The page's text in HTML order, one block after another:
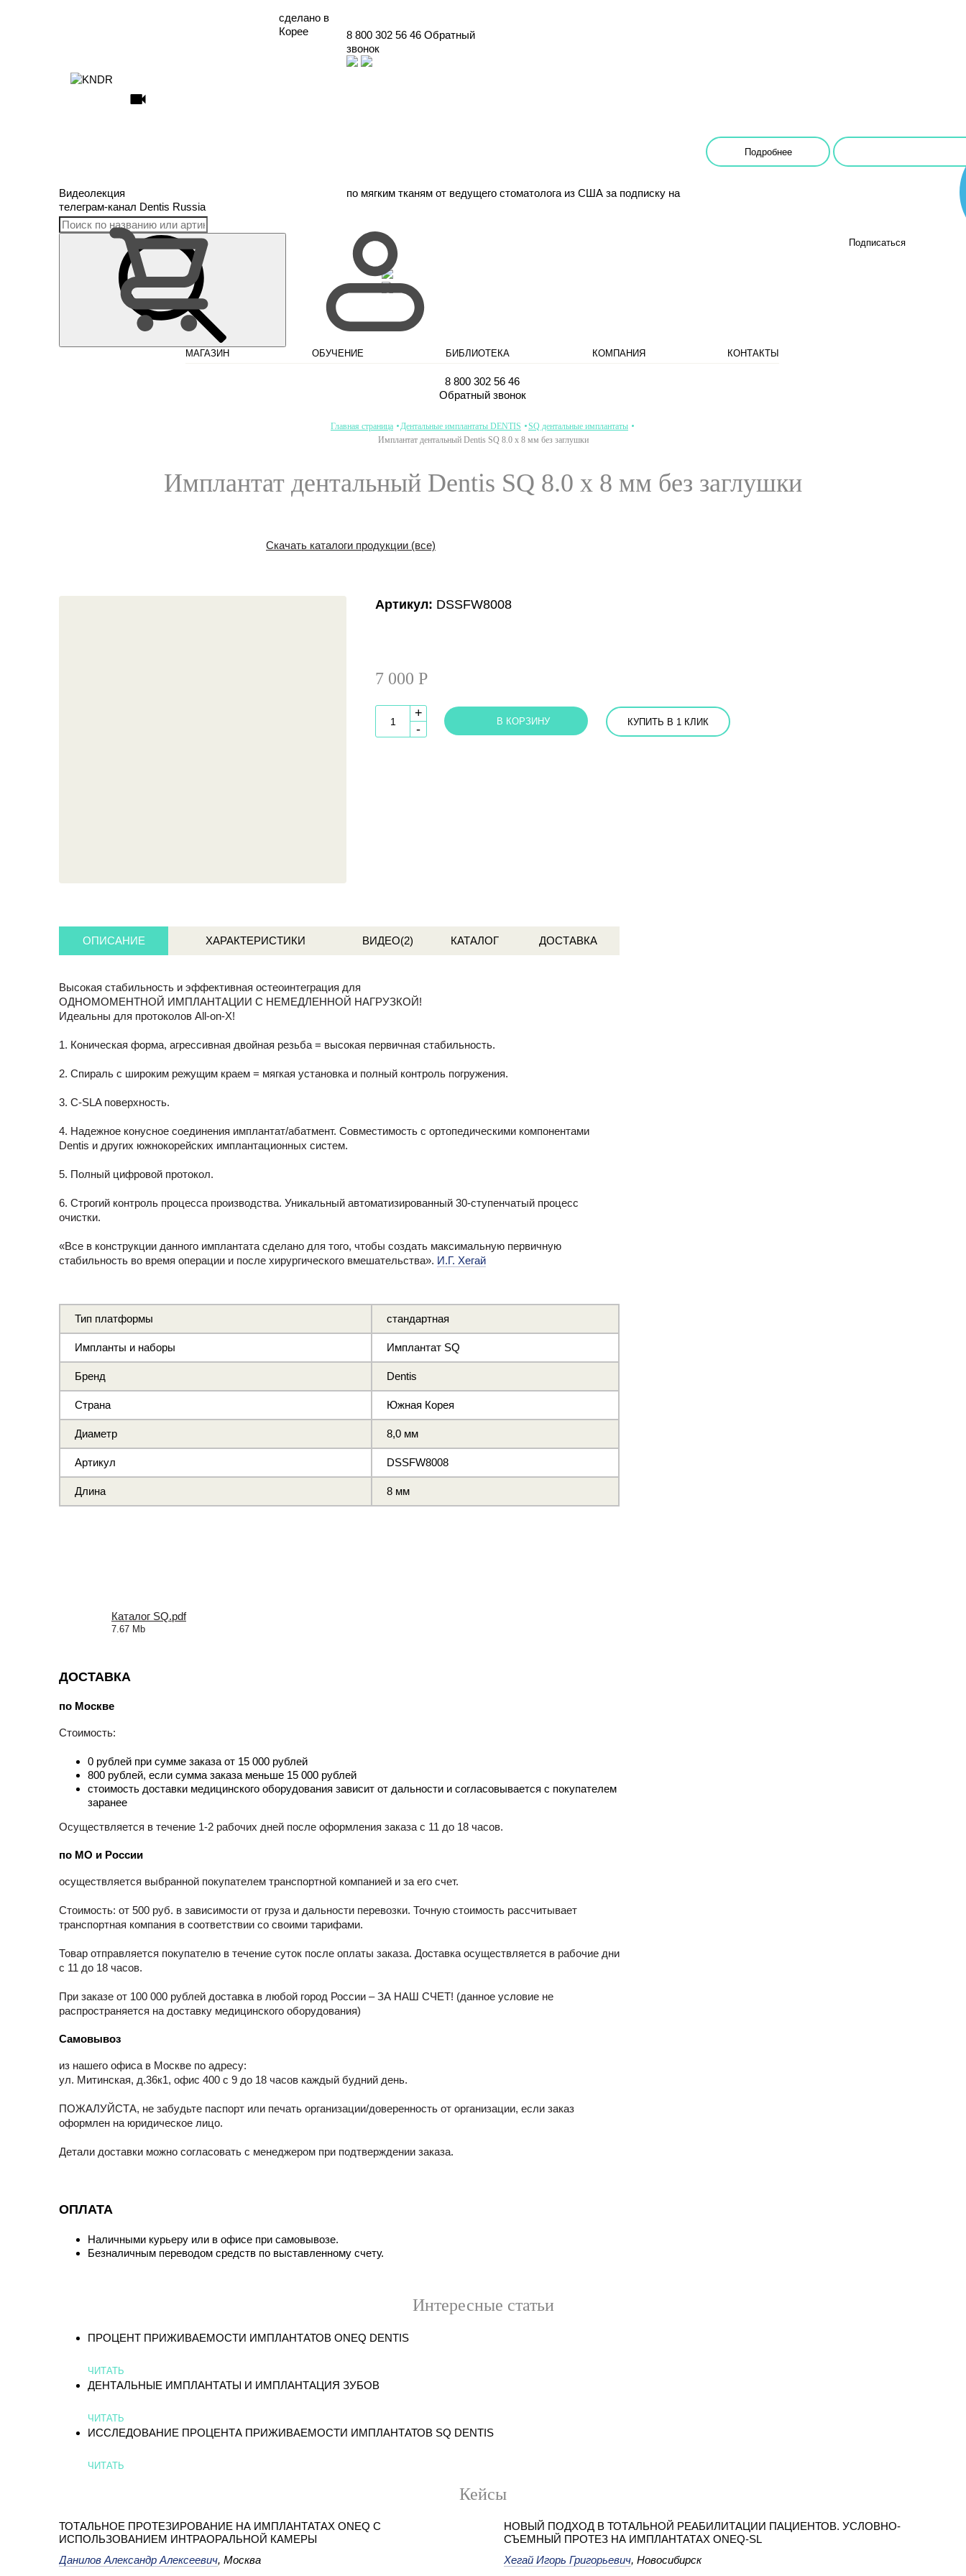
сделано в
Корее
8 800 302 56 46 Обратный
звонок
Видеолекция по мягким тканям от ведущего стоматолога из США за подписку на
телеграм-канал Dentis Russia
Подробнее
Подписаться
МАГАЗИН ОБУЧЕНИЕ БИБЛИОТЕКА КОМПАНИЯ КОНТАКТЫ
8 800 302 56 46
Обратный звонок
Главная страница Дентальные имплантаты DENTIS
SQ дентальные имплантаты
Имплантат дентальный Dentis SQ 8.0 x 8 мм без заглушки
Имплантат дентальный Dentis SQ 8.0 x 8 мм без заглушки
Скачать каталоги продукции (все)
Артикул: DSSFW8008
7 000 Р
-
+
В КОРЗИНУ КУПИТЬ В 1 КЛИК
ОПИСАНИЕ ХАРАКТЕРИСТИКИ ВИДЕО(2) КАТАЛОГ ДОСТАВКА
Высокая стабильность и эффективная остеоинтеграция для
ОДНОМОМЕНТНОЙ ИМПЛАНТАЦИИ С НЕМЕДЛЕННОЙ НАГРУЗКОЙ!
Идеальны для протоколов All-on-X!
1. Коническая форма, агрессивная двойная резьба = высокая первичная стабильность.
2. Спираль с широким режущим краем = мягкая установка и полный контроль погружения.
3. C-SLA поверхность.
4. Надежное конусное соединения имплантат/абатмент. Совместимость с ортопедическими компонентами
Dentis и других южнокорейских имплантационных систем.
5. Полный цифровой протокол.
6. Строгий контроль процесса производства. Уникальный автоматизированный 30-ступенчатый процесс
очистки.
«Все в конструкции данного имплантата сделано для того, чтобы создать максимальную первичную
стабильность во время операции и после хирургического вмешательства». И.Г. Хегай
Тип платформы стандартная
Импланты и наборы Имплантат SQ
Бренд Dentis
Страна Южная Корея
Диаметр 8,0 мм
Артикул DSSFW8008
Длина 8 мм
Каталог SQ.pdf
7.67 Mb
ДОСТАВКА
по Москве
Стоимость:
0 рублей при сумме заказа от 15 000 рублей
800 рублей, если сумма заказа меньше 15 000 рублей
стоимость доставки медицинского оборудования зависит от дальности и согласовывается с покупателем
заранее
Осуществляется в течение 1-2 рабочих дней после оформления заказа с 11 до 18 часов.
по МО и России
осуществляется выбранной покупателем транспортной компанией и за его счет.
Стоимость: от 500 руб. в зависимости от груза и дальности перевозки. Точную стоимость рассчитывает
транспортная компания в соответствии со своими тарифами.
Товар отправляется покупателю в течение суток после оплаты заказа. Доставка осуществляется в рабочие дни
с 11 до 18 часов.
При заказе от 100 000 рублей доставка в любой город России – ЗА НАШ СЧЕТ! (данное условие не
распространяется на доставку медицинского оборудования)
Самовывоз
из нашего офиса в Москве по адресу:
ул. Митинская, д.36к1, офис 400 с 9 до 18 часов каждый будний день.
ПОЖАЛУЙСТА, не забудьте паспорт или печать организации/доверенность от организации, если заказ
оформлен на юридическое лицо.
Детали доставки можно согласовать с менеджером при подтверждении заказа.
ОПЛАТА
Наличными курьеру или в офисе при самовывозе.
Безналичным переводом средств по выставленному счету.
Интересные статьи
ПРОЦЕНТ ПРИЖИВАЕМОСТИ ИМПЛАНТАТОВ ONEQ DENTIS
ЧИТАТЬ
ДЕНТАЛЬНЫЕ ИМПЛАНТАТЫ И ИМПЛАНТАЦИЯ ЗУБОВ
ЧИТАТЬ
ИССЛЕДОВАНИЕ ПРОЦЕНТА ПРИЖИВАЕМОСТИ ИМПЛАНТАТОВ SQ DENTIS
ЧИТАТЬ
Кейсы
ТОТАЛЬНОЕ ПРОТЕЗИРОВАНИЕ НА ИМПЛАНТАТАХ ONEQ С
ИСПОЛЬЗОВАНИЕМ ИНТРАОРАЛЬНОЙ КАМЕРЫ
Данилов Александр Алексеевич, Москва
НОВЫЙ ПОДХОД В ТОТАЛЬНОЙ РЕАБИЛИТАЦИИ ПАЦИЕНТОВ. УСЛОВНО-
СЪЕМНЫЙ ПРОТЕЗ НА ИМПЛАНТАТАХ ONEQ-SL
Хегай Игорь Григорьевич, Новосибирск